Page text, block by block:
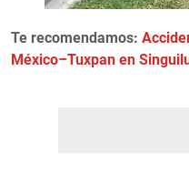
Te recomendamos:
México–Tuxpan en